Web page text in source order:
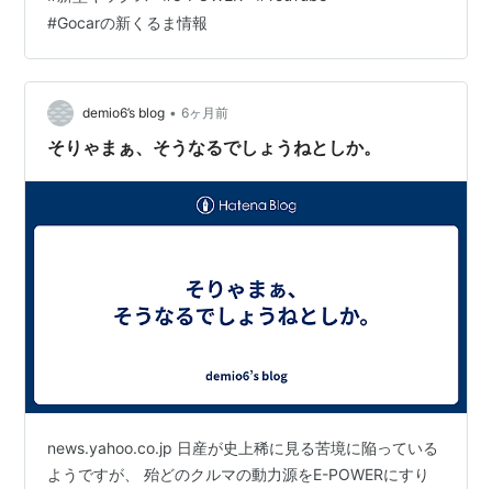
思いましたが、唯一気になったのはマフラーですね。 マ
フラー本体とテールパイプが見える 見た感じオフブラッ
クで耐熱塗装？がされて目立たないようにはなっていま
すが、クルマのイメージ・キャラからするとリアバンパ
ーで隠す方が自然です。 youtu.be
#Gocarの新くるま情報
demio6’s blog • 6ヶ月前
そりゃまぁ、そうなるでしょうねとしか。
news.yahoo.co.jp 日産が史上稀に見る苦境に陥っている
ようですが、 殆どのクルマの動力源をE-POWERにすり